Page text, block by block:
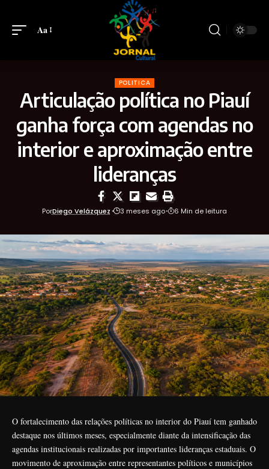
Aa
POLITICA
Articulação política no Piauí
ganha força com agendas no
interior e aproximação entre
lideranças
PorDiego Velázquez 3 meses ago 6 Min de leitura
O fortalecimento das relações políticas no interior do Piauí tem ganhado
destaque nos últimos meses, especialmente diante da intensificação das
agendas institucionais realizadas por importantes lideranças estaduais. O
movimento de aproximação entre representantes políticos e municípios